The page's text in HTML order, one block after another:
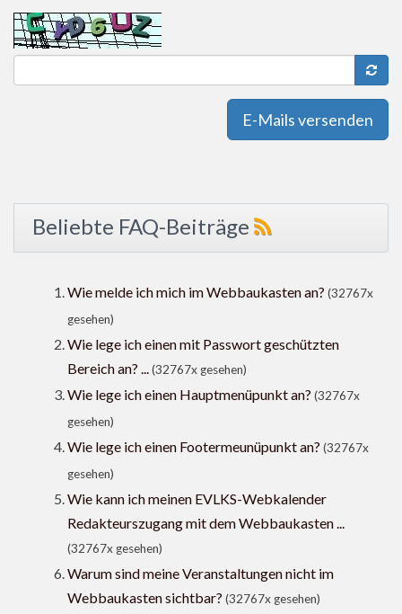
E-Mails versenden
Beliebte FAQ-Beiträge
Wie melde ich mich im Webbaukasten an? (32767x
gesehen)
Wie lege ich einen mit Passwort geschützten
Bereich an? ...(32767x gesehen)
Wie lege ich einen Hauptmenüpunkt an? (32767x
gesehen)
Wie lege ich einen Footermeunüpunkt an? (32767x
gesehen)
Wie kann ich meinen EVLKS-Webkalender
Redakteurszugang mit dem Webbaukasten ...
(32767x gesehen)
Warum sind meine Veranstaltungen nicht im
Webbaukasten sichtbar? (32767x gesehen)